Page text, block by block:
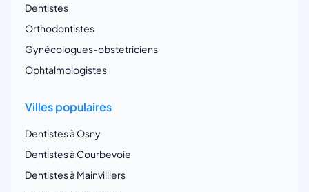
Dentistes
Orthodontistes
Gynécologues-obstetriciens
Ophtalmologistes
Villes populaires
Dentistes à Osny
Dentistes à Courbevoie
Dentistes à Mainvilliers